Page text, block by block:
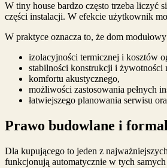
W tiny house bardzo często trzeba liczyć
części instalacji. W efekcie użytkownik
W praktyce oznacza to, że dom
izolacyjności termicznej i kosztów
stabilności konstrukcji i żywotności
komfortu akustycznego,
możliwości zastosowania pełnych
łatwiejszego planowania serwisu
Prawo budowlane i
Dla kupującego to jeden z
funkcjonują automatycznie w tych